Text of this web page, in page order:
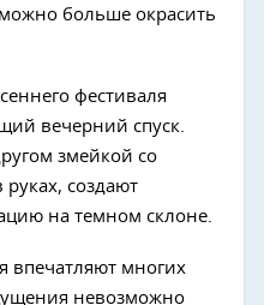
больше окрасить
фестиваля
вечерний спуск.
змейкой со
создают
на темном склоне.
впечатляют многих
невозможно